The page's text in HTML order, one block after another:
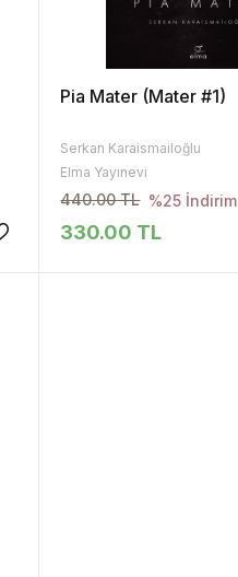
Pia Mater (Mater #1)
Serkan Karaismailoğlu
Elma Yayınevi
440.00 TL %25 İndirim
330.00 TL